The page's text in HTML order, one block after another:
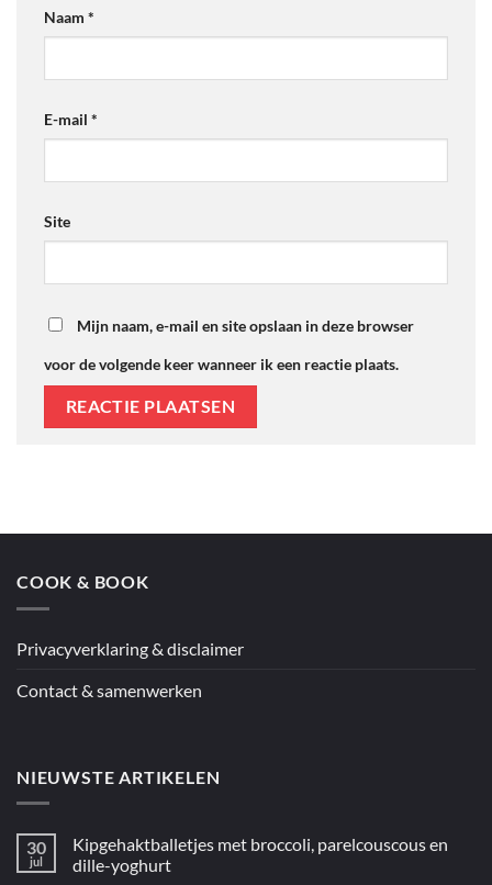
Naam *
E-mail *
Site
Mijn naam, e-mail en site opslaan in deze browser
voor de volgende keer wanneer ik een reactie plaats.
COOK & BOOK
Privacyverklaring & disclaimer
Contact & samenwerken
NIEUWSTE ARTIKELEN
30
jul
Kipgehaktballetjes met broccoli, parelcouscous en
dille-yoghurt